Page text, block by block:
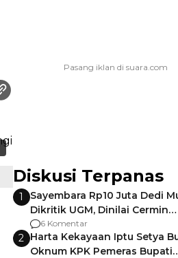
Diskusi Terpanas
1
Sayembara Rp10 Juta Dedi
Dikritik UGM, Dinilai Cermin
Gagalnya Negara Jamin
6 Komentar
2 Harta Kekayaan Iptu Setya
Oknum KPK Pemeras Bupati